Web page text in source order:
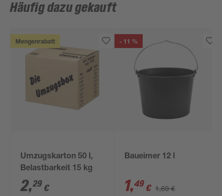
Häufig dazu gekauft
Mengenrabatt
Umzugskarton 50 l,
Belastbarkeit 15 kg
2,29 €
- 11 %
Baueimer 12 l
1,49 € 1,69 €